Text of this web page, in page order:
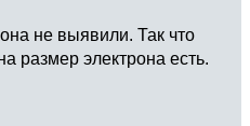
не выявили. Так что
размер электрона есть.